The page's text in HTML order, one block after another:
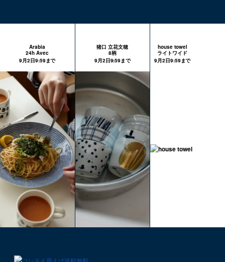
Arabia
24h Avec
9月2日9:59まで
猪口 立花文穂
8柄
9月2日9:59まで
house towel
ライトワイド
9月2日9:59まで